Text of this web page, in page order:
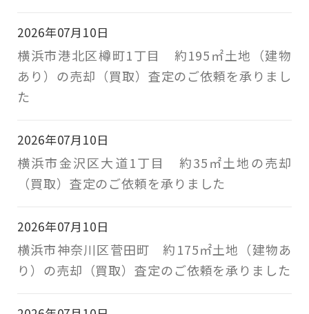
2026年07月10日
横浜市港北区樽町1丁目 約195㎡土地（建物
あり）の売却（買取）査定のご依頼を承りまし
た
2026年07月10日
横浜市金沢区大道1丁目 約35㎡土地の売却
（買取）査定のご依頼を承りました
2026年07月10日
横浜市神奈川区菅田町 約175㎡土地（建物あ
り）の売却（買取）査定のご依頼を承りました